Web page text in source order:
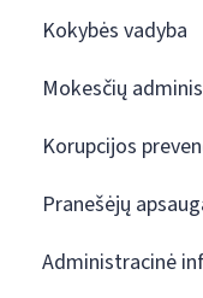
Kokybės vadyba
Mokesčių
Korupcijos
Pranešėjų
Administracinė